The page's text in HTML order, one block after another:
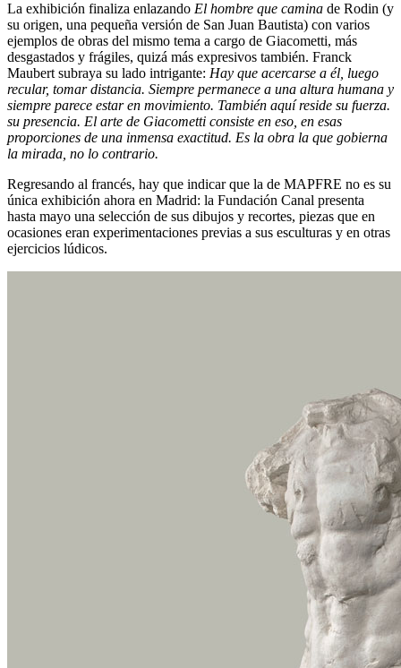
La exhibición finaliza enlazando El hombre que camina de Rodin (y
su origen, una pequeña versión de San Juan Bautista) con varios
ejemplos de obras del mismo tema a cargo de Giacometti, más
desgastados y frágiles, quizá más expresivos también. Franck
Maubert subraya su lado intrigante: Hay que acercarse a él, luego
recular, tomar distancia. Siempre permanece a una altura humana y
siempre parece estar en movimiento. También aquí reside su fuerza.
su presencia. El arte de Giacometti consiste en eso, en esas
proporciones de una inmensa exactitud. Es la obra la que gobierna
la mirada, no lo contrario.
Regresando al francés, hay que indicar que la de MAPFRE no es su
única exhibición ahora en Madrid: la Fundación Canal presenta
hasta mayo una selección de sus dibujos y recortes, piezas que en
ocasiones eran experimentaciones previas a sus esculturas y en otras
ejercicios lúdicos.